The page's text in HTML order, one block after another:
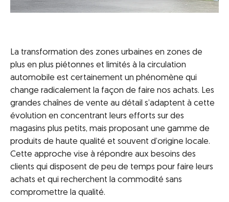
La transformation des zones urbaines en zones de
plus en plus piétonnes et limités à la circulation
automobile est certainement un phénomène qui
change radicalement la façon de faire nos achats. Les
grandes chaînes de vente au détail s’adaptent à cette
évolution en concentrant leurs efforts sur des
magasins plus petits, mais proposant une gamme de
produits de haute qualité et souvent d’origine locale.
Cette approche vise à répondre aux besoins des
clients qui disposent de peu de temps pour faire leurs
achats et qui recherchent la commodité sans
compromettre la qualité.